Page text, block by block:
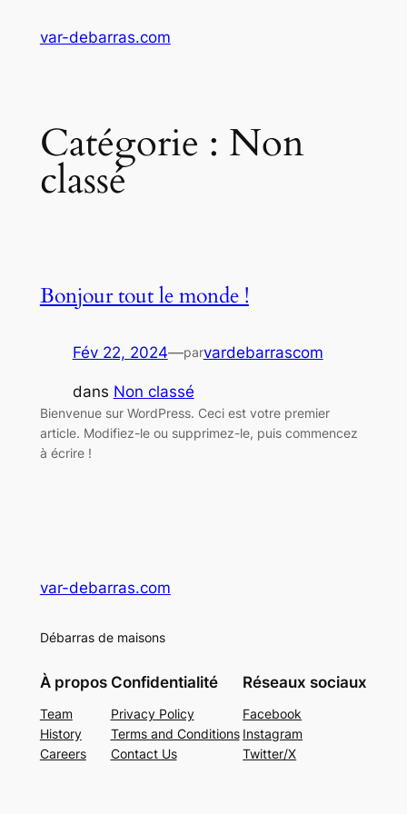
var-debarras.com
Catégorie : Non
classé
Bonjour tout le monde !
Fév 22, 2024—parvardebarrascom
dans Non classé
Bienvenue sur WordPress. Ceci est votre premier
article. Modifiez-le ou supprimez-le, puis commencez
à écrire !
var-debarras.com
Débarras de maisons
À propos
Team
History
Careers
Confidentialité
Privacy Policy
Terms and Conditions
Contact Us
Réseaux sociaux
Facebook
Instagram
Twitter/X